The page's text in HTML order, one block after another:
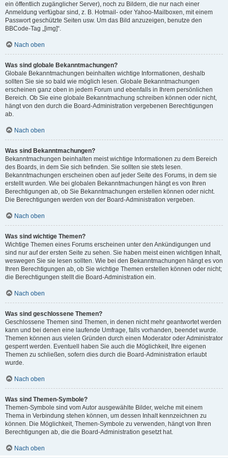
ein öffentlich zugänglicher Server), noch zu Bildern, die nur nach einer
Anmeldung verfügbar sind, z. B. Hotmail- oder Yahoo-Mailboxen, mit einem
Passwort geschützte Seiten usw. Um das Bild anzuzeigen, benutze den
BBCode-Tag „[img]“.
Nach oben
Was sind globale Bekanntmachungen?
Globale Bekanntmachungen beinhalten wichtige Informationen, deshalb
sollten Sie sie so bald wie möglich lesen. Globale Bekanntmachungen
erscheinen ganz oben in jedem Forum und ebenfalls in Ihrem persönlichen
Bereich. Ob Sie eine globale Bekanntmachung schreiben können oder nicht,
hängt von den durch die Board-Administration vergebenen Berechtigungen
ab.
Nach oben
Was sind Bekanntmachungen?
Bekanntmachungen beinhalten meist wichtige Informationen zu dem Bereich
des Boards, in dem Sie sich befinden. Sie sollten sie stets lesen.
Bekanntmachungen erscheinen oben auf jeder Seite des Forums, in dem sie
erstellt wurden. Wie bei globalen Bekanntmachungen hängt es von Ihren
Berechtigungen ab, ob Sie Bekanntmachungen erstellen können oder nicht.
Die Berechtigungen werden von der Board-Administration vergeben.
Nach oben
Was sind wichtige Themen?
Wichtige Themen eines Forums erscheinen unter den Ankündigungen und
sind nur auf der ersten Seite zu sehen. Sie haben meist einen wichtigen Inhalt,
weswegen Sie sie lesen sollten. Wie bei den Bekanntmachungen hängt es von
Ihren Berechtigungen ab, ob Sie wichtige Themen erstellen können oder nicht;
die Berechtigungen stellt die Board-Administration ein.
Nach oben
Was sind geschlossene Themen?
Geschlossene Themen sind Themen, in denen nicht mehr geantwortet werden
kann und bei denen eine laufende Umfrage, falls vorhanden, beendet wurde.
Themen können aus vielen Gründen durch einen Moderator oder Administrator
gesperrt werden. Eventuell haben Sie auch die Möglichkeit, Ihre eigenen
Themen zu schließen, sofern dies durch die Board-Administration erlaubt
wurde.
Nach oben
Was sind Themen-Symbole?
Themen-Symbole sind vom Autor ausgewählte Bilder, welche mit einem
Thema in Verbindung stehen können, um dessen Inhalt kennzeichnen zu
können. Die Möglichkeit, Themen-Symbole zu verwenden, hängt von Ihren
Berechtigungen ab, die die Board-Administration gesetzt hat.
Nach oben